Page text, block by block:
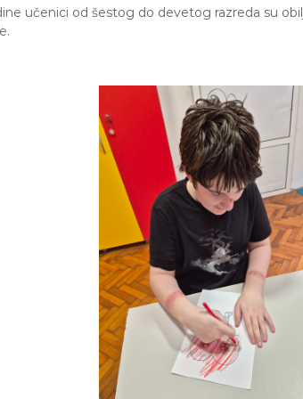
e
učenici od šestog do devetog razreda su